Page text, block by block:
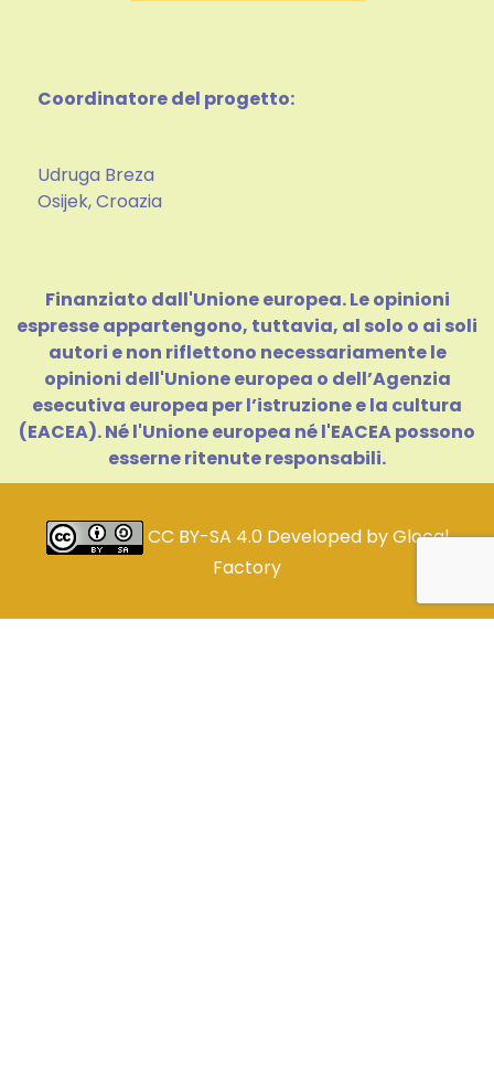
Coordinatore del progetto:
Udruga Breza
Osijek, Croazia
Finanziato dall'Unione europea. Le opinioni
espresse appartengono, tuttavia, al solo o ai soli
autori e non riflettono necessariamente le
opinioni dell'Unione europea o dell’Agenzia
esecutiva europea per l’istruzione e la cultura
(EACEA). Né l'Unione europea né l'EACEA possono
esserne ritenute responsabili.
CC BY-SA 4.0 Developed byGlocal
Factory